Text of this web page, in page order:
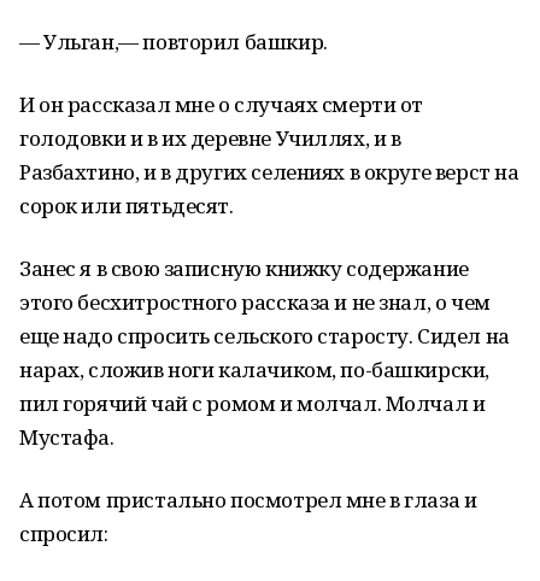
— Ульган,— повторил башкир.
И он рассказал мне о случаях смерти от
голодовки и в их деревне Училлях, и в
Разбахтино, и в других селениях в округе верст на
сорок или пятьдесят.
Занес я в свою записную книжку содержание
этого бесхитростного рассказа и не знал, о чем
еще надо спросить сельского старосту. Сидел на
нарах, сложив ноги калачиком, по-башкирски,
пил горячий чай с ромом и молчал. Молчал и
Мустафа.
А потом пристально посмотрел мне в глаза и
спросил: